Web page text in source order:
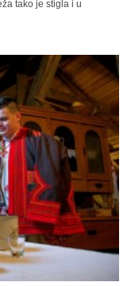
tako je stigla i u